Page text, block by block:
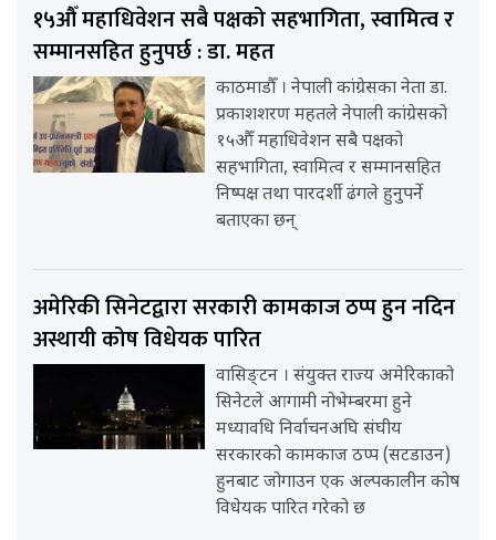
१५औँ महाधिवेशन सबै पक्षको सहभागिता, स्वामित्व र
सम्मानसहित हुनुपर्छ : डा. महत
काठमाडौँ । नेपाली कांग्रेसका नेता डा.
प्रकाशशरण महतले नेपाली कांग्रेसको
१५औँ महाधिवेशन सबै पक्षको
सहभागिता, स्वामित्व र सम्मानसहित
निष्पक्ष तथा पारदर्शी ढंगले हुनुपर्ने
बताएका छन्
अमेरिकी सिनेटद्वारा सरकारी कामकाज ठप्प हुन नदिन
अस्थायी कोष विधेयक पारित
वासिङ्टन । संयुक्त राज्य अमेरिकाको
सिनेटले आगामी नोभेम्बरमा हुने
मध्यावधि निर्वाचनअघि संघीय
सरकारको कामकाज ठप्प (सटडाउन)
हुनबाट जोगाउन एक अल्पकालीन कोष
विधेयक पारित गरेको छ